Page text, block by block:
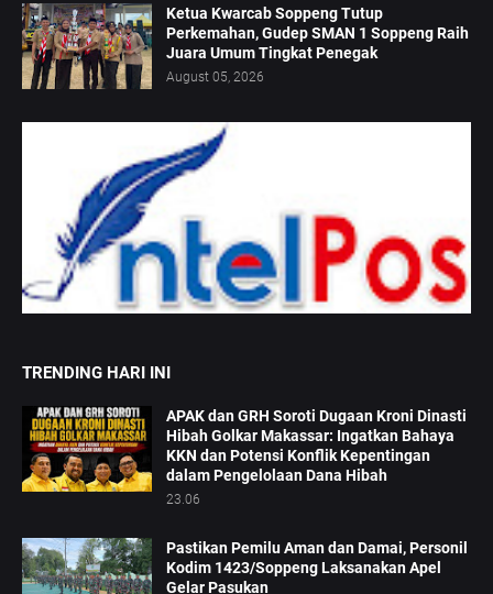
Ketua Kwarcab Soppeng Tutup
Perkemahan, Gudep SMAN 1 Soppeng Raih
Juara Umum Tingkat Penegak
August 05, 2026
TRENDING HARI INI
APAK dan GRH Soroti Dugaan Kroni Dinasti
Hibah Golkar Makassar: Ingatkan Bahaya
KKN dan Potensi Konflik Kepentingan
dalam Pengelolaan Dana Hibah
23.06
Pastikan Pemilu Aman dan Damai, Personil
Kodim 1423/Soppeng Laksanakan Apel
Gelar Pasukan